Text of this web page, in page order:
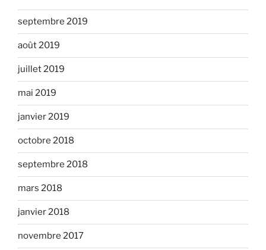
septembre 2019
août 2019
juillet 2019
mai 2019
janvier 2019
octobre 2018
septembre 2018
mars 2018
janvier 2018
novembre 2017